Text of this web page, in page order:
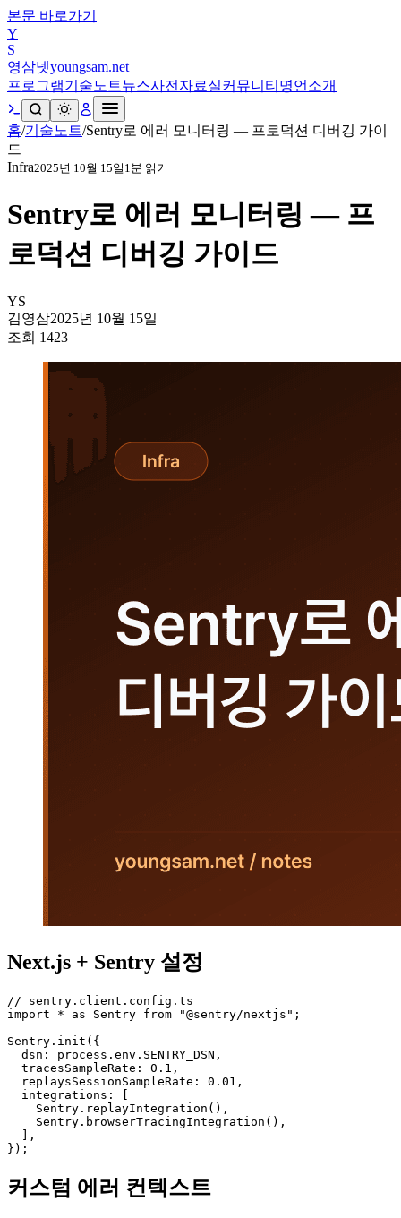
본문 바로가기
Y
S
영삼넷youngsam.net
프로그램기술노트뉴스사전 자료실커뮤니티 명언 소개
홈/기술노트/Sentry로 에러 모니터링 — 프로덕션 디버깅 가이
드
Infra2025년 10월 15일 1분 읽기
Sentry로 에러 모니터링 — 프
로덕션 디버깅 가이드
YS
김영삼2025년 10월 15일
조회 1423
Next.js + Sentry 설정
// sentry.client.config.ts
import * as Sentry from "@sentry/nextjs";
Sentry.init({
  dsn: process.env.SENTRY_DSN,
  tracesSampleRate: 0.1,
  replaysSessionSampleRate: 0.01,
  integrations: [
    Sentry.replayIntegration(),
    Sentry.browserTracingIntegration(),
  ],
});
커스텀 에러 컨텍스트